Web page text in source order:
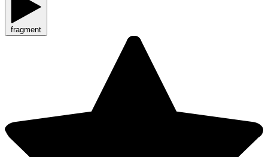
fragment